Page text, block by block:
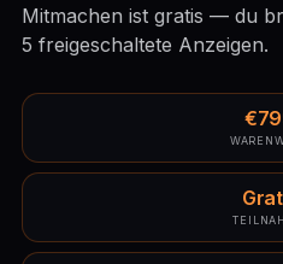
Mitmachen ist gratis — du
5 freigeschaltete Anzeigen.